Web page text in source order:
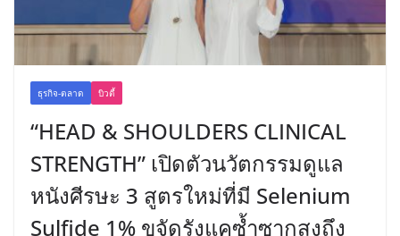
ธุรกิจ-ตลาด บิวตี้
“HEAD & SHOULDERS CLINICAL
STRENGTH” เปิดตัวนวัตกรรมดูแล
หนังศีรษะ 3 สูตรใหม่ที่มี Selenium
Sulfide 1% ขจัดรังแคซ้ำซากสูงถึง